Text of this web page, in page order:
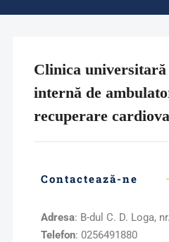
Clinica
internă de
recuperare
Contactează-ne
Adresa: B-dul C. D. Loga,
Telefon: 0256491880